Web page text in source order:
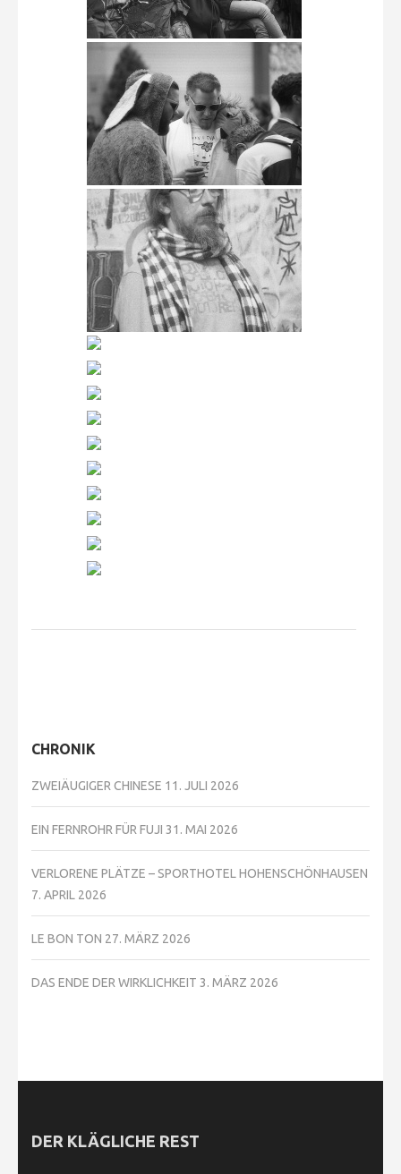
CHRONIK
ZWEIÄUGIGER CHINESE 11. JULI 2026
EIN FERNROHR FÜR FUJI 31. MAI 2026
VERLORENE PLÄTZE – SPORTHOTEL HOHENSCHÖNHAUSEN
7. APRIL 2026
LE BON TON 27. MÄRZ 2026
DAS ENDE DER WIRKLICHKEIT 3. MÄRZ 2026
DER KLÄGLICHE REST